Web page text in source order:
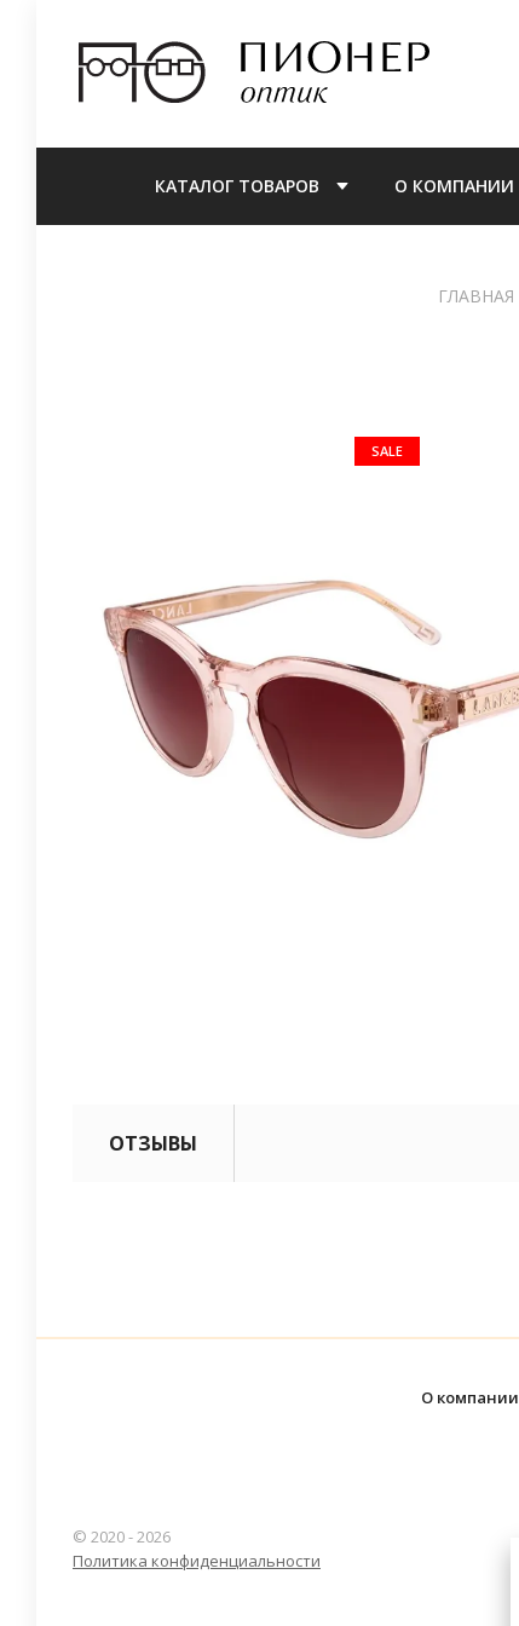
КАТАЛОГ ТОВАРОВ О КОМПАНИИ
ГЛАВНАЯ
SALE
ОТЗЫВЫ
О компании
© 2020 - 2026
Политика конфиденциальности